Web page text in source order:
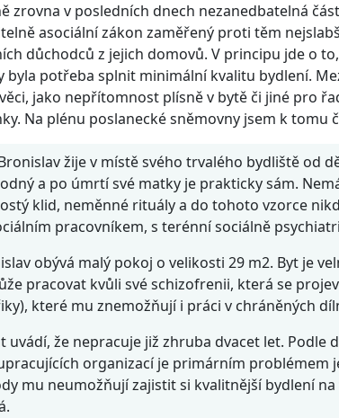
zrovna v posledních dnech nezanedbatelná
asociální zákon zaměřený proti těm
důchodců z jejich domovů. V principu jde o
byla potřeba splnit minimální kvalitu bydlení.
jako nepřítomnost plísně v bytě či jiné pro
Na plénu poslanecké sněmovny jsem k tomu
žije v místě svého trvalého bydliště od
a po úmrtí své matky je prakticky sám.
klid, neměnné rituály a do tohoto vzorce
pracovníkem, s terénní sociálně
obývá malý pokoj o velikosti 29 m2. Byt je
pracovat kvůli své schizofrenii, která se
které mu znemožňují i práci v chráněných
uvádí, že nepracuje již zhruba dvacet let. Podle
organizací je primárním problémem
mu neumožňují zajistit si kvalitnější bydlení